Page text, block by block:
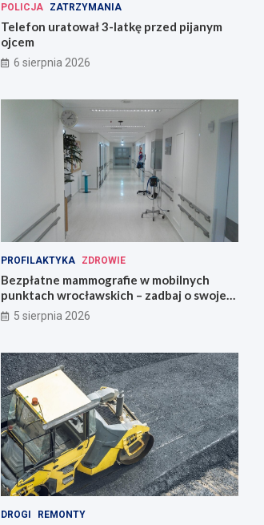
POLICJA ZATRZYMANIA
Telefon uratował 3-latkę przed pijanym
ojcem
6 sierpnia 2026
PROFILAKTYKA ZDROWIE
Bezpłatne mammografie w mobilnych
punktach wrocławskich – zadbaj o swoje
zdrowie!
5 sierpnia 2026
DROGI REMONTY